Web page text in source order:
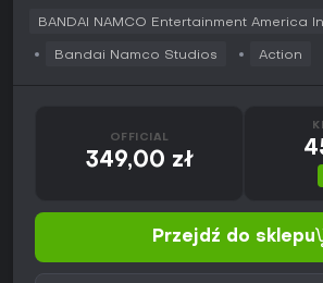
BANDAI NAMCO Entertainment America
Bandai Namco Studios Action
OFFICIAL
349,00 zł
Przejdź do sklepu